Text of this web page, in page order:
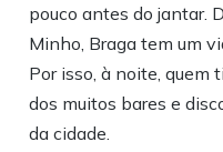
pouco antes do jantar.
Minho, Braga tem um
Por isso, à noite, quem
dos muitos bares e
da cidade.